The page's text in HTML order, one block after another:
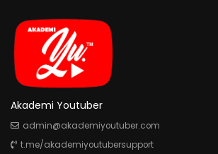
Akademi Youtuber
admin@akademiyoutuber.com
t.me/akademiyoutubersupport